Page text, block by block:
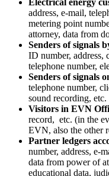
Electrical energy
address, e-mail,
metering point
attorney, data from
Senders of signals
ID number, address,
telephone number,
Senders of signals
telephone number,
sound recording, etc.
Visitors in EVN
record, etc. (in the
EVN, also the other
Partner ledgers
number, address, e-
data from power of
educational data,